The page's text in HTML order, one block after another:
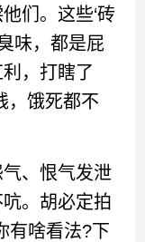
们。这些‘砖
味，都是屁
，打瞎了
，饿死都不
、恨气发泄
。胡必定拍
有啥看法?下